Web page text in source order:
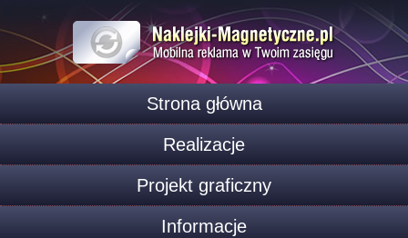
Strona główna
Realizacje
Projekt graficzny
Informacje